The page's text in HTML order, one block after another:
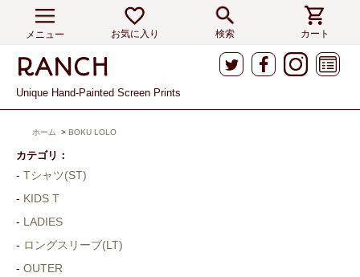
メニュー お気に入り 検索 カート
Unique Hand-Painted Screen Prints
ホーム > BOKU LOLO
カテゴリ：
Tシャツ(ST)
KIDS T
LADIES
ロングスリーブ(LT)
OUTER